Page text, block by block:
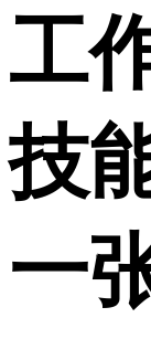
工
技
一